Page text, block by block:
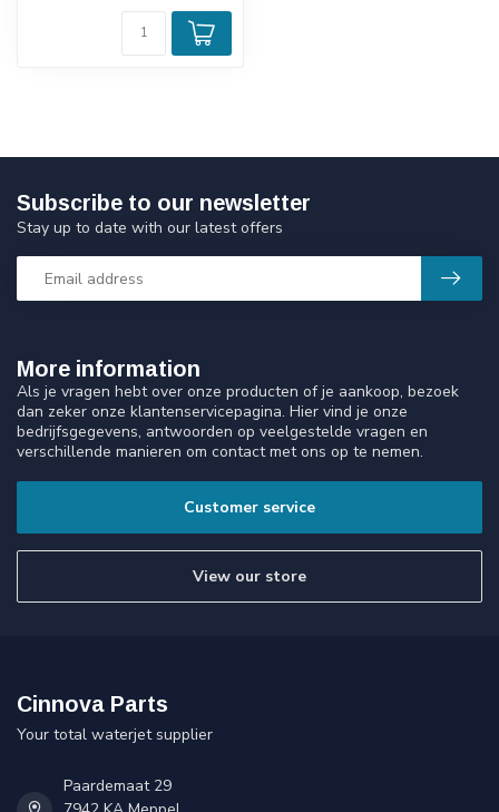
More information
Als je vragen hebt over onze producten of je aankoop, bezoek
dan zeker onze klantenservicepagina. Hier vind je onze
bedrijfsgegevens, antwoorden op veelgestelde vragen en
verschillende manieren om contact met ons op te nemen.
Customer service
View our store
Subscribe to our newsletter
Stay up to date with our latest offers
Cinnova Parts
Your total waterjet supplier
Paardemaat 29